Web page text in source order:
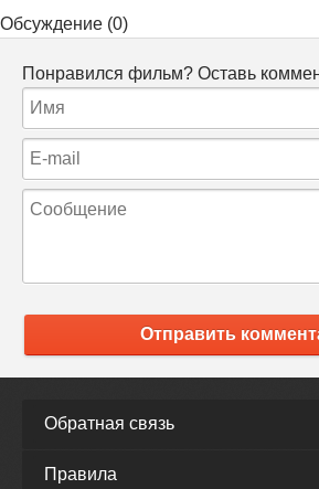
Обсуждение (0)
Понравился фильм? Оставь
Отправить
Обратная связь
Правила